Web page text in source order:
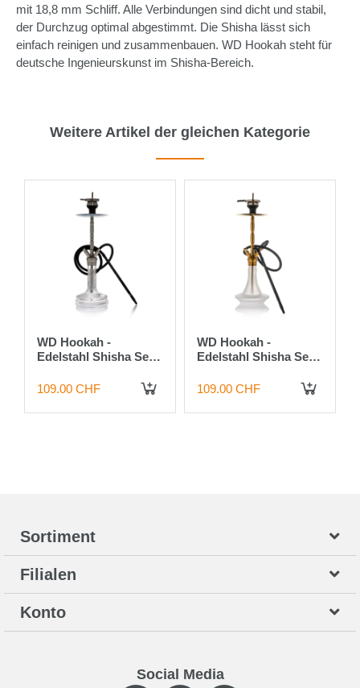
mit 18,8 mm Schliff. Alle Verbindungen sind dicht und stabil,
der Durchzug optimal abgestimmt. Die Shisha lässt sich
einfach reinigen und zusammenbauen. WD Hookah steht für
deutsche Ingenieurskunst im Shisha-Bereich.
Weitere Artikel der gleichen Kategorie
WD Hookah -
Edelstahl Shisha Set
109.00 CHF
WD Hookah -
Edelstahl Shisha Set
109.00 CHF
Sortiment
Filialen
Konto
Social Media